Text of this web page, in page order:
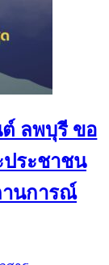
ลพบุรี ขอ
ประชาชน
นการณ์